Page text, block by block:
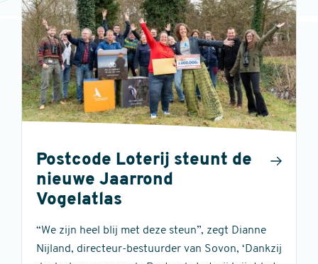
Postcode Loterij steunt de
nieuwe Jaarrond
Vogelatlas
“We zijn heel blij met deze steun”, zegt Dianne
Nijland, directeur-bestuurder van Sovon, ‘Dankzij